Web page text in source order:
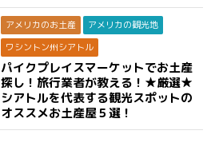
アメリカのお土産
アメリカの観光地
ワシントン州シアトル
パイクプレイスマーケットでお土産
探し！旅行業者が教える！★厳選★
シアトルを代表する観光スポットの
オススメお土産屋５選！